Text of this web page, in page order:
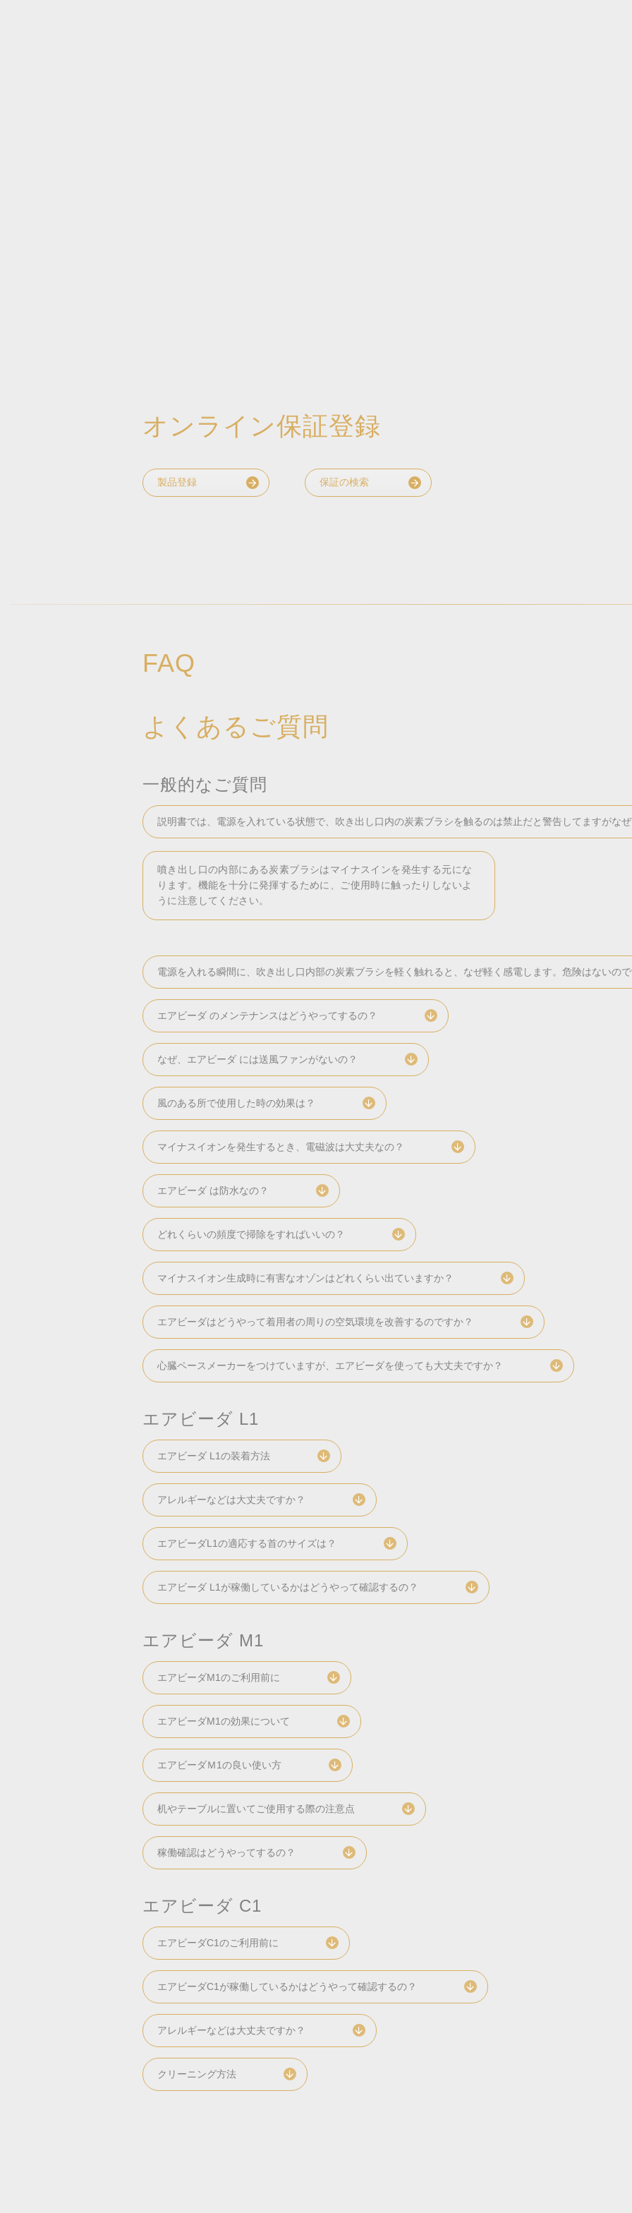
オンライン保証登録
製品登録 保証の検索
FAQ
よくあるご質問
一般的なご質問
説明書では、電源を入れている状態で、吹き出し口内の炭素ブラシを触るのは禁止だと警告してますがな
噴き出し口の内部にある炭素ブラシはマイナスインを発生する元にな
ります。機能を十分に発揮するために、ご使用時に触ったりしないよ
うに注意してください。
電源を入れる瞬間に、吹き出し口内部の炭素ブラシを軽く触れると、なぜ軽く感電します。危険はないの
エアビーダ のメンテナンスはどうやってするの？
なぜ、エアビーダ には送風ファンがないの？
風のある所で使用した時の効果は？
マイナスイオンを発生するとき、電磁波は大丈夫なの？
エアビーダ は防水なの？
どれくらいの頻度で掃除をすればいいの？
マイナスイオン生成時に有害なオゾンはどれくらい出ていますか？
エアビーダはどうやって着用者の周りの空気環境を改善するのですか？
心臓ペースメーカーをつけていますが、エアビーダを使っても大丈夫ですか？
エアビーダ L1
エアビーダ L1の装着方法
アレルギーなどは大丈夫ですか？
エアビーダL1の適応する首のサイズは？
エアビーダ L1が稼働しているかはどうやって確認するの？
エアビーダ M1
エアビーダM1のご利用前に
エアビーダM1の効果について
エアビーダＭ1の良い使い方
机やテーブルに置いてご使用する際の注意点
稼働確認はどうやってするの？
エアビーダ C1
エアビーダC1のご利用前に
エアビーダC1が稼働しているかはどうやって確認するの？
アレルギーなどは大丈夫ですか？
クリーニング方法